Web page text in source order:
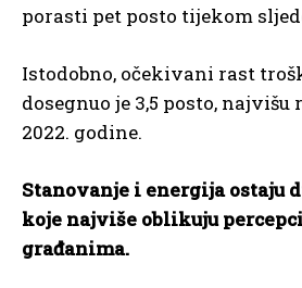
porasti pet posto tijekom
Istodobno, očekivani rast
dosegnuo je 3,5 posto,
2022. godine.
Stanovanje i energija ostaju
koje najviše oblikuju
građanima.